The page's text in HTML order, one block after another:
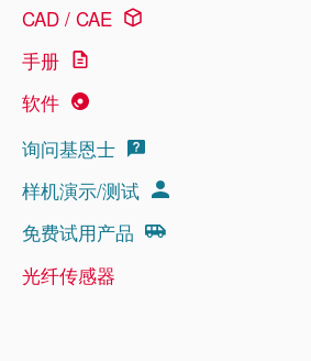
CAD / CAE
手册
软件
询问基恩士
样机演示/测试
免费试用产品
光纤传感器